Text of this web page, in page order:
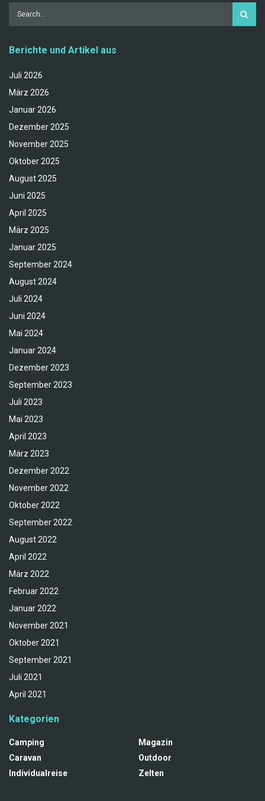
Berichte und Artikel aus
Juli 2026
März 2026
Januar 2026
Dezember 2025
November 2025
Oktober 2025
August 2025
Juni 2025
April 2025
März 2025
Januar 2025
September 2024
August 2024
Juli 2024
Juni 2024
Mai 2024
Januar 2024
Dezember 2023
September 2023
Juli 2023
Mai 2023
April 2023
März 2023
Dezember 2022
November 2022
Oktober 2022
September 2022
August 2022
April 2022
März 2022
Februar 2022
Januar 2022
November 2021
Oktober 2021
September 2021
Juli 2021
April 2021
Kategorien
Camping
Caravan
Individualreise
Magazin
Outdoor
Zelten